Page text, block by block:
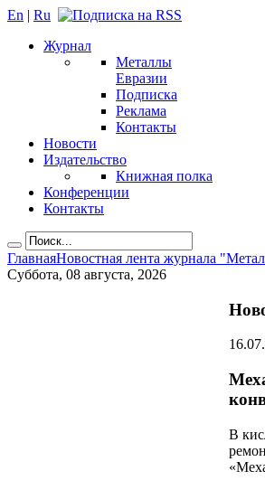
En | Ru
Журнал
Металлы
Евразии
Подписка
Реклама
Контакты
Новости
Издательство
Книжная полка
Конференции
Контакты
ГлавнаяНовостная лента журнала
Суббота, 08 августа, 2026
В